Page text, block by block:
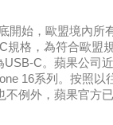
開始，歐盟境內所
規格，為符合歐盟
C。蘋果公司
16系列。按照以
例外，蘋果官方